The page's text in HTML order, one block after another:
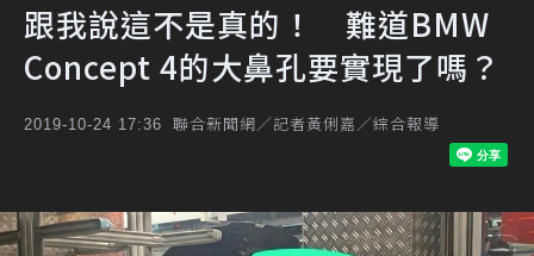
跟我說這不是真的！ 難道BMW
Concept 4的大鼻孔要實現了嗎？
2019-10-24 17:36 聯合新聞網／記者黃俐嘉／綜合報導